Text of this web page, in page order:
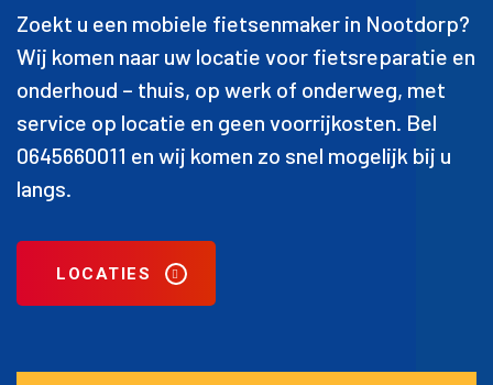
Zoekt u een mobiele fietsenmaker in Nootdorp?
Wij komen naar uw locatie voor fietsreparatie en
onderhoud – thuis, op werk of onderweg, met
service op locatie en geen voorrijkosten. Bel
0645660011 en wij komen zo snel mogelijk bij u
langs.
LOCATIES